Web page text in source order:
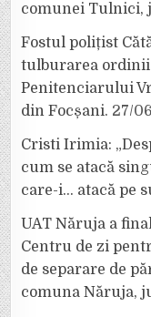
comunei Tulnici,
Fostul polițist
tulburarea ordinii
Penitenciarului
din Focșani. 27/
Cristi Irimia:
cum se atacă
care-i… atacă pe
UAT Năruja a
Centru de zi
de separare de
comuna Năruja,